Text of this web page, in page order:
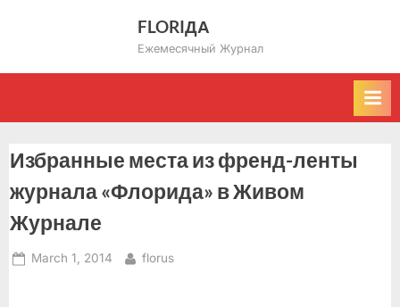
FLORIДА
Ежемесячный Журнал
Избранные места из френд-ленты
журнала «Флорида» в Живом
Журнале
Posted
March 1, 2014 By
florus